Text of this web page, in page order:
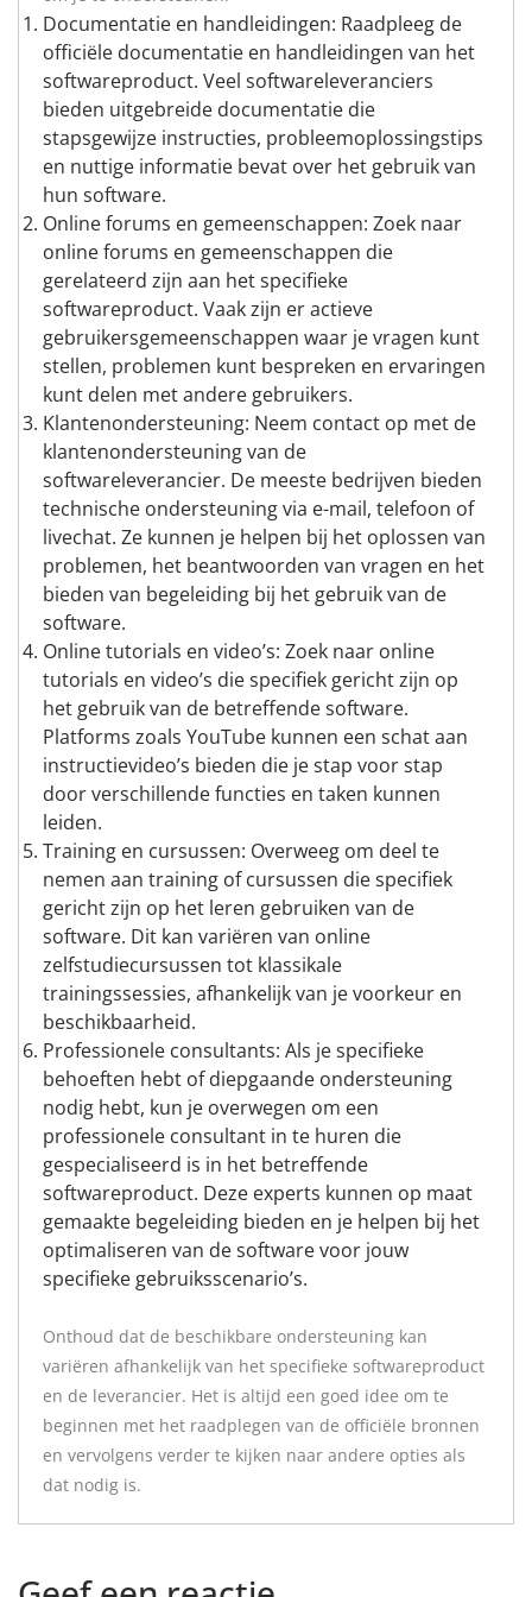
Documentatie en handleidingen: Raadpleeg de
officiële documentatie en handleidingen van het
softwareproduct. Veel softwareleveranciers
bieden uitgebreide documentatie die
stapsgewijze instructies, probleemoplossingstips
en nuttige informatie bevat over het gebruik van
hun software.
Online forums en gemeenschappen: Zoek naar
online forums en gemeenschappen die
gerelateerd zijn aan het specifieke
softwareproduct. Vaak zijn er actieve
gebruikersgemeenschappen waar je vragen kunt
stellen, problemen kunt bespreken en ervaringen
kunt delen met andere gebruikers.
Klantenondersteuning: Neem contact op met de
klantenondersteuning van de
softwareleverancier. De meeste bedrijven bieden
technische ondersteuning via e-mail, telefoon of
livechat. Ze kunnen je helpen bij het oplossen van
problemen, het beantwoorden van vragen en het
bieden van begeleiding bij het gebruik van de
software.
Online tutorials en video’s: Zoek naar online
tutorials en video’s die specifiek gericht zijn op
het gebruik van de betreffende software.
Platforms zoals YouTube kunnen een schat aan
instructievideo’s bieden die je stap voor stap
door verschillende functies en taken kunnen
leiden.
Training en cursussen: Overweeg om deel te
nemen aan training of cursussen die specifiek
gericht zijn op het leren gebruiken van de
software. Dit kan variëren van online
zelfstudiecursussen tot klassikale
trainingssessies, afhankelijk van je voorkeur en
beschikbaarheid.
Professionele consultants: Als je specifieke
behoeften hebt of diepgaande ondersteuning
nodig hebt, kun je overwegen om een
professionele consultant in te huren die
gespecialiseerd is in het betreffende
softwareproduct. Deze experts kunnen op maat
gemaakte begeleiding bieden en je helpen bij het
optimaliseren van de software voor jouw
specifieke gebruiksscenario’s.
Onthoud dat de beschikbare ondersteuning kan
variëren afhankelijk van het specifieke softwareproduct
en de leverancier. Het is altijd een goed idee om te
beginnen met het raadplegen van de officiële bronnen
en vervolgens verder te kijken naar andere opties als
dat nodig is.